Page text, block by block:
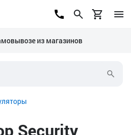
из магазинов
Security